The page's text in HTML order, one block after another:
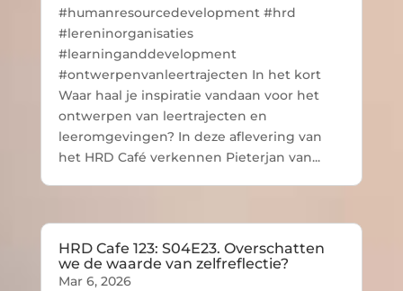
#humanresourcedevelopment #hrd
#lereninorganisaties
#learninganddevelopment
#ontwerpenvanleertrajecten In het kort
Waar haal je inspiratie vandaan voor het
ontwerpen van leertrajecten en
leeromgevingen? In deze aflevering van
het HRD Café verkennen Pieterjan van...
HRD Cafe 123: S04E23. Overschatten
we de waarde van zelfreflectie?
Mar 6, 2026